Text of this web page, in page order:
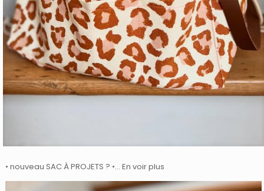
• nouveau SAC À PROJETS ? •… En voir plus